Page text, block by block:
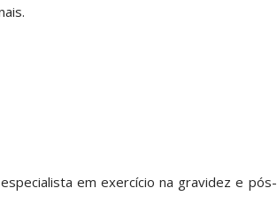
em exercício na gravidez e pós-